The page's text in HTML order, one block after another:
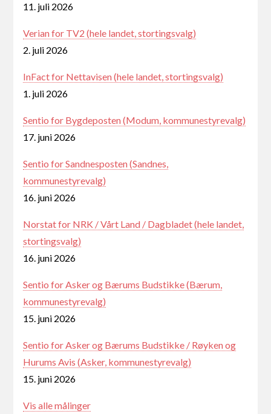
11. juli 2026
Verian for TV2 (hele landet, stortingsvalg)
2. juli 2026
InFact for Nettavisen (hele landet, stortingsvalg)
1. juli 2026
Sentio for Bygdeposten (Modum, kommunestyrevalg)
17. juni 2026
Sentio for Sandnesposten (Sandnes,
kommunestyrevalg)
16. juni 2026
Norstat for NRK / Vårt Land / Dagbladet (hele landet,
stortingsvalg)
16. juni 2026
Sentio for Asker og Bærums Budstikke (Bærum,
kommunestyrevalg)
15. juni 2026
Sentio for Asker og Bærums Budstikke / Røyken og
Hurums Avis (Asker, kommunestyrevalg)
15. juni 2026
Vis alle målinger